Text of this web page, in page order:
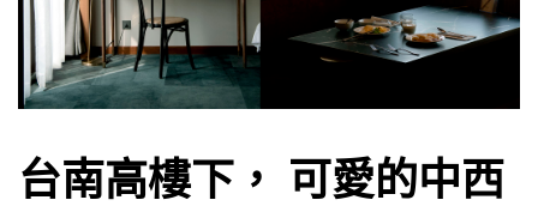
台南高樓下， 可愛的中西